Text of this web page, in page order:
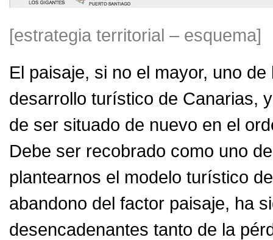
[estrategia territorial – esquema]
El paisaje, si no el mayor, uno
desarrollo turístico de Canarias,
de ser situado de nuevo en el
Debe ser recobrado como uno
plantearnos el modelo turístico
abandono del factor paisaje, ha
desencadenantes tanto de la